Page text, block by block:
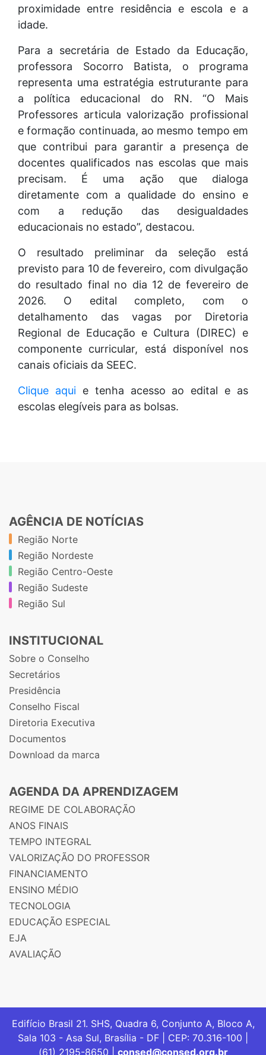
proximidade entre residência e escola e a
idade.
Para a secretária de Estado da Educação,
professora Socorro Batista, o programa
representa uma estratégia estruturante para
a política educacional do RN. “O Mais
Professores articula valorização profissional
e formação continuada, ao mesmo tempo em
que contribui para garantir a presença de
docentes qualificados nas escolas que mais
precisam. É uma ação que dialoga
diretamente com a qualidade do ensino e
com a redução das desigualdades
educacionais no estado”, destacou.
O resultado preliminar da seleção está
previsto para 10 de fevereiro, com divulgação
do resultado final no dia 12 de fevereiro de
2026. O edital completo, com o
detalhamento das vagas por Diretoria
Regional de Educação e Cultura (DIREC) e
componente curricular, está disponível nos
canais oficiais da SEEC.
Clique aqui e tenha acesso ao edital e as
escolas elegíveis para as bolsas.
AGÊNCIA DE NOTÍCIAS
Região Norte
Região Nordeste
Região Centro-Oeste
Região Sudeste
Região Sul
INSTITUCIONAL
Sobre o Conselho
Secretários
Presidência
Conselho Fiscal
Diretoria Executiva
Documentos
Download da marca
AGENDA DA APRENDIZAGEM
REGIME DE COLABORAÇÃO
ANOS FINAIS
TEMPO INTEGRAL
VALORIZAÇÃO DO PROFESSOR
FINANCIAMENTO
ENSINO MÉDIO
TECNOLOGIA
EDUCAÇÃO ESPECIAL
EJA
AVALIAÇÃO
Edifício Brasil 21. SHS, Quadra 6, Conjunto A, Bloco A,
Sala 103 - Asa Sul, Brasília - DF | CEP: 70.316-100 |
(61) 2195-8650 | consed@consed.org.br